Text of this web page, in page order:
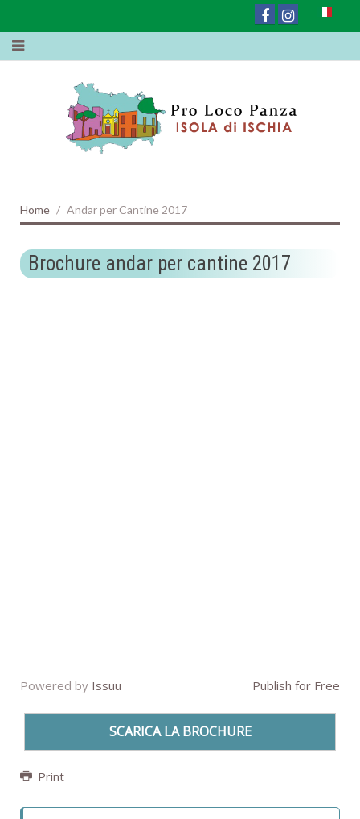
Home Andar per Cantine 2017
Brochure andar per cantine 2017
Powered by Issuu Publish for Free
SCARICA LA BROCHURE
Print